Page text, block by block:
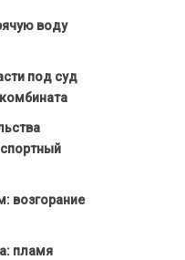
воду
под суд
возгорание
пламя